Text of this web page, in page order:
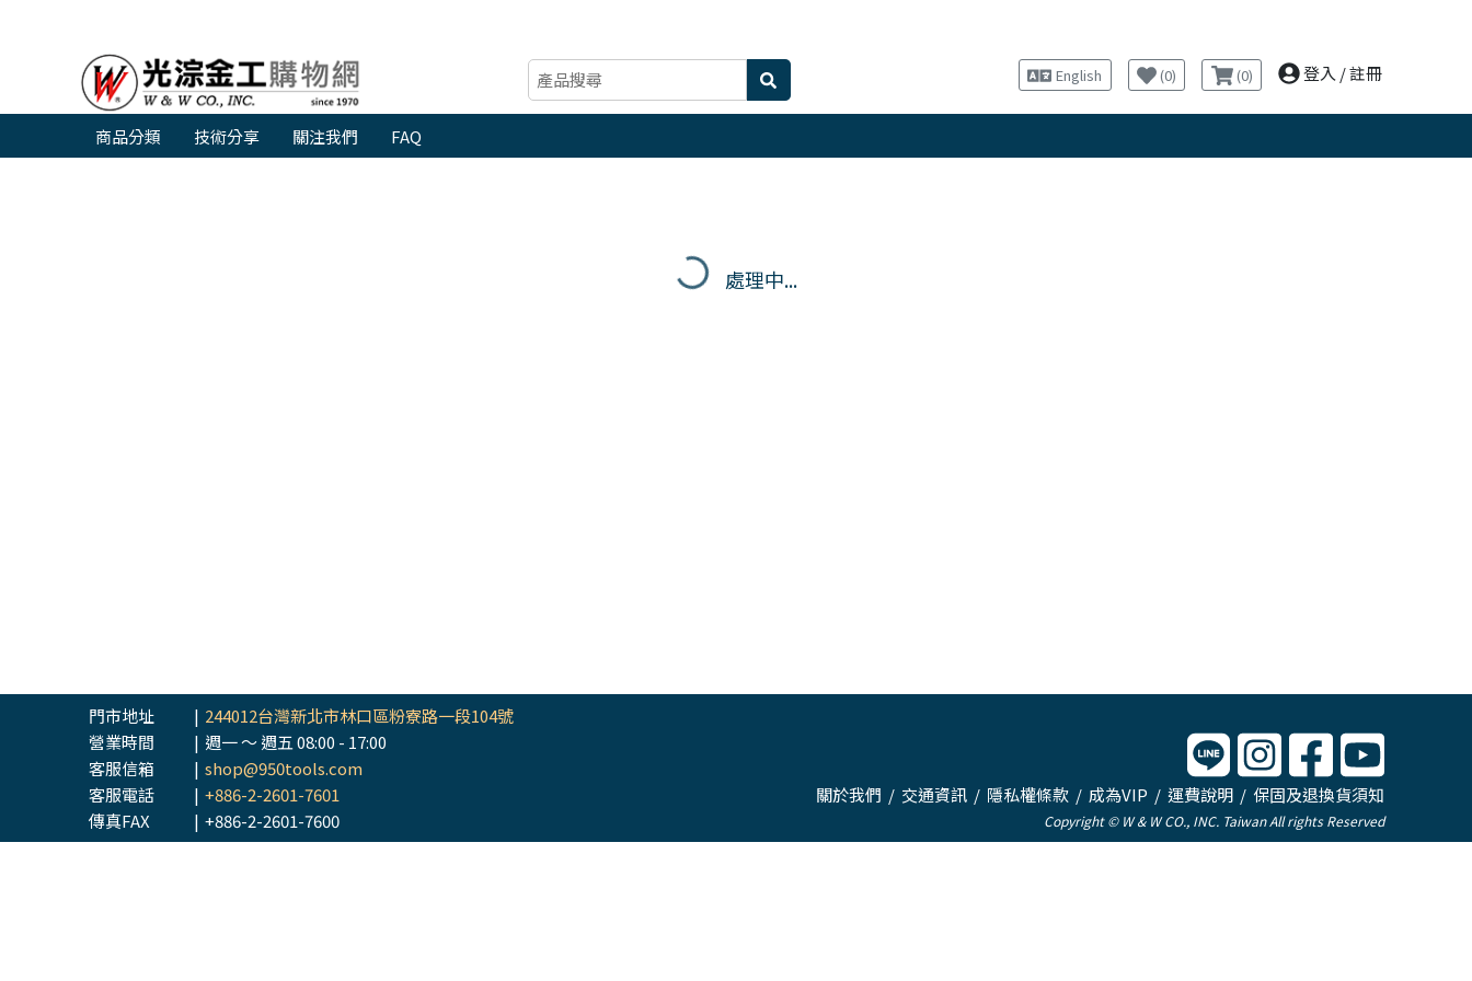
English (0) (0) 登入 /註冊
商品分類 技術分享 關注我們 FAQ
處理中...
門市地址 | 244012台灣新北市林口區粉寮路一段104號
營業時間
| 週一 ～ 週五 08:00 - 17:00
客服信箱
| shop@950tools.com
客服電話
| +886-2-2601-7601 關於我們 / 交通資訊/ 隱私權條款/ 成為VIP / 運費說明/ 保固及退換貨須知
傳真FAX
| +886-2-2601-7600 Copyright © W & W CO., INC. Taiwan All rights Reserved